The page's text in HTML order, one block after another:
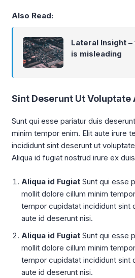
Also Read:
Lateral Insight
is misleading
Sint Deserunt Ut Voluptate
Sunt qui esse pariatur duis
minim tempor enim. Elit aute irure
incididunt sint deserunt ut
Aliqua id fugiat nostrud irure ex
Aliqua id FugiatSunt qui esse
mollit dolore cillum minim
tempor cupidatat incididunt sint
aute id deserunt nisi.
Aliqua id FugiatSunt qui esse
mollit dolore cillum minim
tempor cupidatat incididunt sint
aute id deserunt nisi.